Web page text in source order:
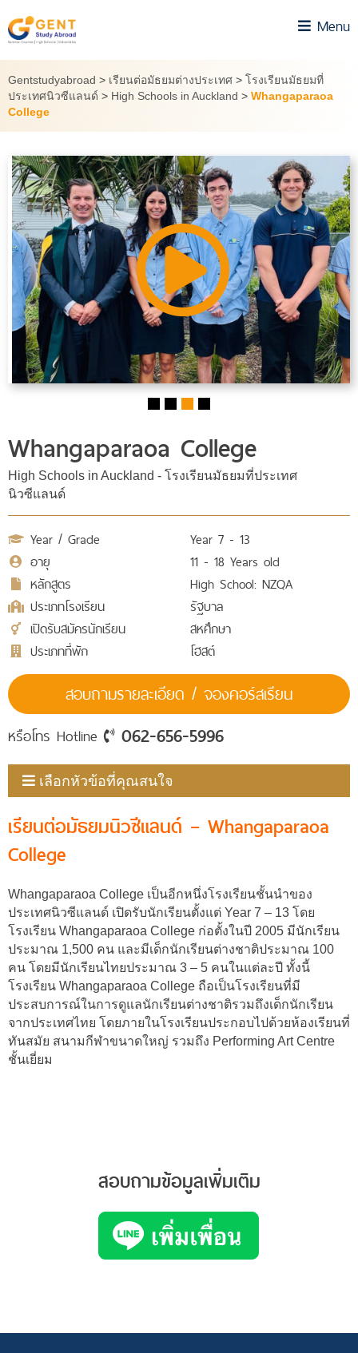
to
content
Menu
Gentstudyabroad > เรียนต่อมัธยมต่างประเทศ > โรงเรียนมัธยมที่
ประเทศนิวซีแลนด์ > High Schools in Auckland > Whangaparaoa
College
Whangaparaoa College
High Schools in Auckland - โรงเรียนมัธยมที่ประเทศ
นิวซีแลนด์
Year / Grade
Year 7 - 13
อายุ
11 - 18 Years old
หลักสูตร
High School: NZQA
ประเภทโรงเรียน
รัฐบาล
เปิดรับสมัครนักเรียน
สหศึกษา
ประเภทที่พัก
โฮสต์
สอบถามรายละเอียด / จองคอร์สเรียน
หรือโทร Hotline 062-656-5996
เลือกหัวข้อที่คุณสนใจ
เรียนต่อมัธยมนิวซีแลนด์ – Whangaparaoa
College
Whangaparaoa College เป็นอีกหนึ่งโรงเรียนชั้นนำของ
ประเทศนิวซีแลนด์ เปิดรับนักเรียนตั้งแต่ Year 7 – 13 โดย
โรงเรียน Whangaparaoa College ก่อตั้งในปี 2005 มีนักเรียน
ประมาณ 1,500 คน และมีเด็กนักเรียนต่างชาติประมาณ 100
คน โดยมีนักเรียนไทยประมาณ 3 – 5 คนในแต่ละปี ทั้งนี้
โรงเรียน Whangaparaoa College ถือเป็นโรงเรียนที่มี
ประสบการณ์ในการดูแลนักเรียนต่างชาติรวมถึงเด็กนักเรียน
จากประเทศไทย โดยภายในโรงเรียนประกอบไปด้วยห้องเรียนที่
ทันสมัย สนามกีฬาขนาดใหญ่ รวมถึง Performing Art Centre
ชั้นเยี่ยม
สอบถามข้อมูลเพิ่มเติม